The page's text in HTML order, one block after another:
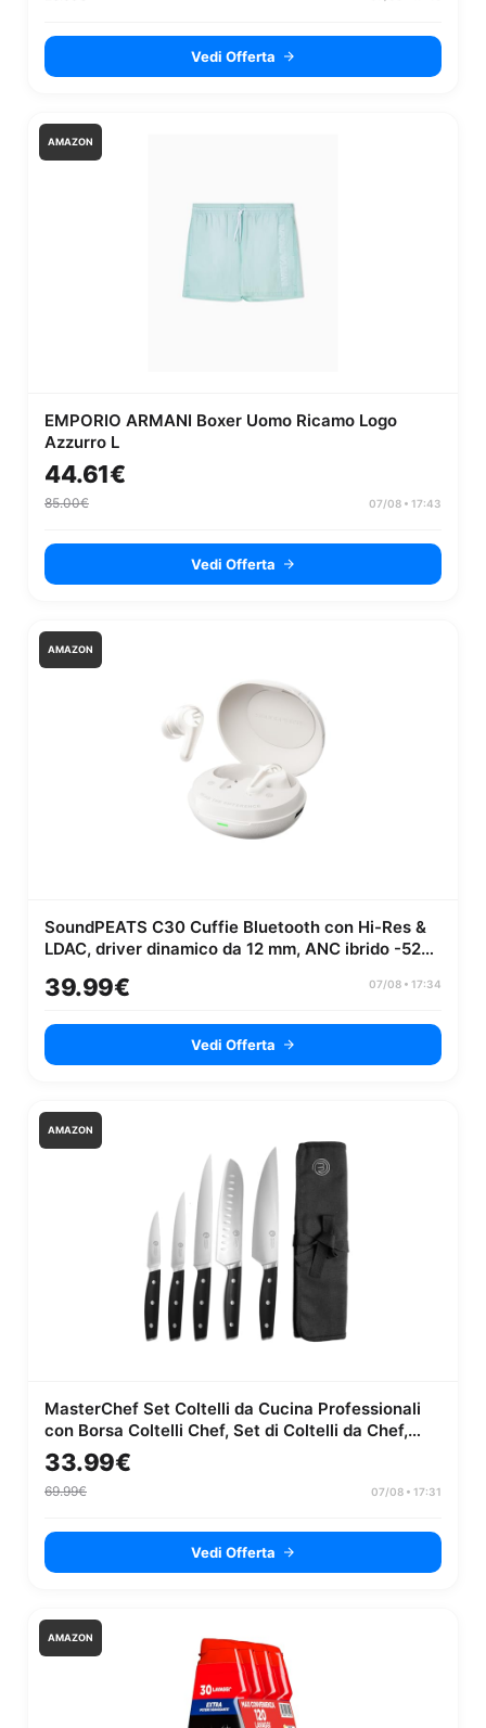
Vedi Offerta
AMAZON
EMPORIO ARMANI Boxer Uomo Ricamo Logo
Azzurro L
44.61€
85.00€ 07/08 • 17:43
Vedi Offerta
AMAZON
SoundPEATS C30 Cuffie Bluetooth con Hi-Res &
LDAC, driver dinamico da 12 mm, ANC ibrido -52
39.99€ 07/08 • 17:34
Vedi Offerta
AMAZON
MasterChef Set Coltelli da Cucina Professionali
con Borsa Coltelli Chef, Set di Coltelli da Chef,
Santoku, Tritatutto,...
33.99€
69.99€ 07/08 • 17:31
Vedi Offerta
AMAZON